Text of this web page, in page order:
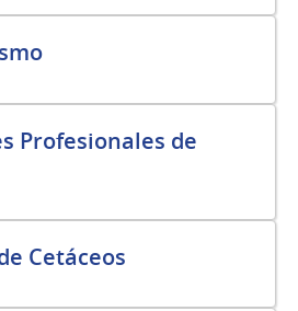
Profesionales de
Cetáceos